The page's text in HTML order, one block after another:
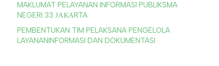
MAKLUMAT PELAYANAN INFORMASI PUBLIKSMA
NEGERI 33 ЈАКАRTA
PEMBENTUKAN TIM PELAKSANA PENGELOLA
LAYANANINFORMASI DAN DOKUMENTASI